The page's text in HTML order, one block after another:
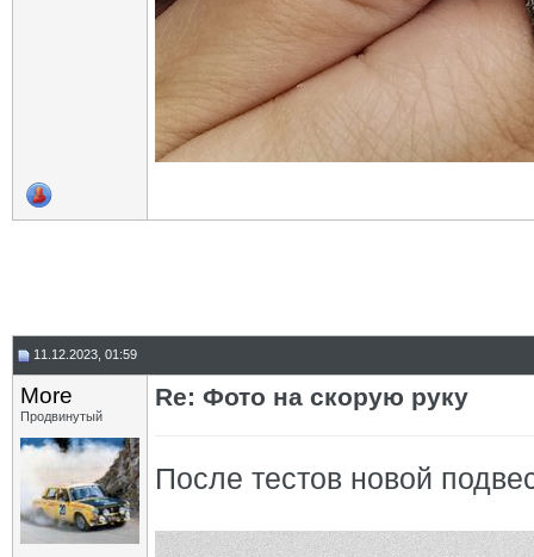
11.12.2023, 01:59
More
Продвинутый
Re: Фото на скорую руку
После тестов новой